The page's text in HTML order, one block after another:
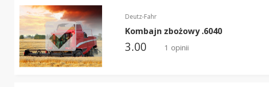
Deutz-Fahr
Kombajn zbożowy .6040
3.00 1 opinii